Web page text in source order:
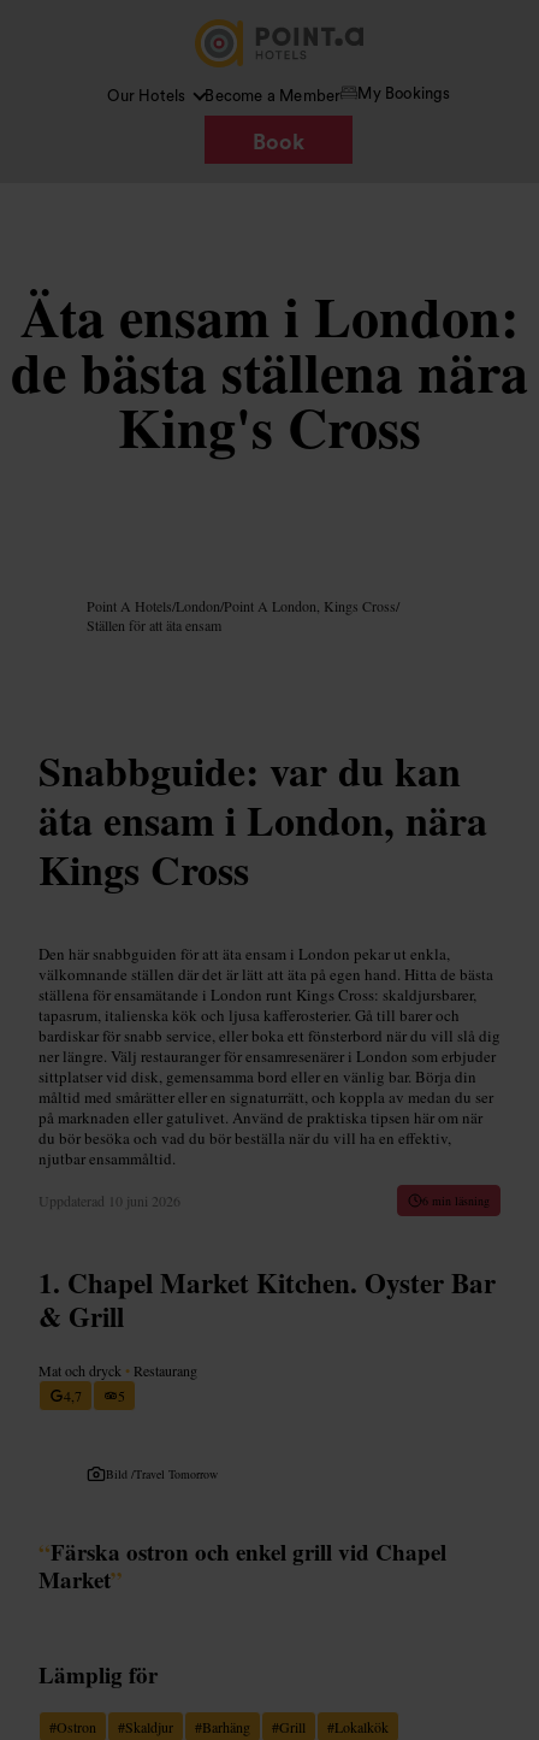
Our Hotels Become a Member My Bookings
Book
Äta ensam i London:
de bästa ställena nära
King's Cross
Point A Hotels/London/Point A London, Kings Cross/
Ställen för att äta ensam
Snabbguide: var du kan
äta ensam i London, nära
Kings Cross
Den här snabbguiden för att äta ensam i London pekar ut enkla,
välkomnande ställen där det är lätt att äta på egen hand. Hitta de bästa
ställena för ensamätande i London runt Kings Cross: skaldjursbarer,
tapasrum, italienska kök och ljusa kafferosterier. Gå till barer och
bardiskar för snabb service, eller boka ett fönsterbord när du vill slå dig
ner längre. Välj restauranger för ensamresenärer i London som erbjuder
sittplatser vid disk, gemensamma bord eller en vänlig bar. Börja din
måltid med smårätter eller en signaturrätt, och koppla av medan du ser
på marknaden eller gatulivet. Använd de praktiska tipsen här om när
du bör besöka och vad du bör beställa när du vill ha en effektiv,
njutbar ensammåltid.
Uppdaterad 10 juni 2026 6 min läsning
Chapel Market Kitchen. Oyster Bar
& Grill
Mat och dryck • Restaurang
4,7
5
Bild /Travel Tomorrow
“Färska ostron och enkel grill vid Chapel
Market”
Lämplig för
#Ostron #Skaldjur #Barhäng #Grill #Lokalkök